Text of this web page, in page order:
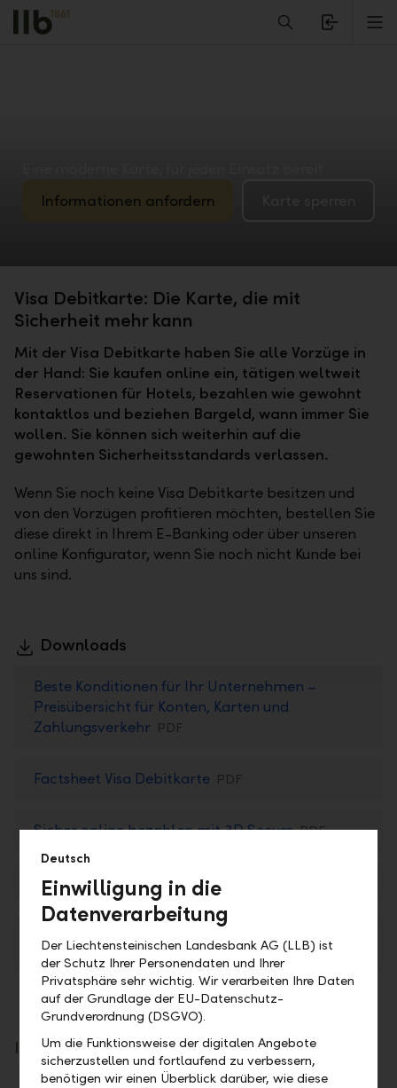
Alerts.Headline
Informationen anfordern
Visa Debitkarte: Die Karte, die mit
Sicherheit mehr kann
Mit der Visa Debitkarte haben Sie alle Vorzüge in
der Hand: Sie kaufen online ein, tätigen weltweit
Reservationen für Hotels, bezahlen wie gewohnt
kontaktlos und beziehen Bargeld, wann immer Sie
wollen. Sie können sich weiterhin auf die
gewohnten Sicherheitsstandards verlassen.
Wenn Sie noch keine Visa Debitkarte besitzen und
von den Vorzügen profitieren möchten, bestellen Sie
diese direkt in Ihrem E-Banking oder über unseren
online Konfigurator, wenn Sie noch nicht Kunde bei
uns sind.
Downloads
Beste Konditionen für Ihr Unternehmen –
Preisübersicht für Konten, Karten und
Zahlungsverkehr PDF
Factsheet Visa Debitkarte PDF
Sicher online bezahlen mit 3D SecurePDF
Bedingungen Visa Debitkarte
Debitkarte PDF
Ihre Vorteile
Deutsch
Einwilligung in die
Datenverarbeitung
Der Liechtensteinischen Landesbank AG (LLB) ist
der Schutz Ihrer Personendaten und Ihrer
Privatsphäre sehr wichtig. Wir verarbeiten Ihre Daten
auf der Grundlage der EU-Datenschutz-
Grundverordnung (DSGVO).
Um die Funktionsweise der digitalen Angebote
sicherzustellen und fortlaufend zu verbessern,
benötigen wir einen Überblick darüber, wie diese